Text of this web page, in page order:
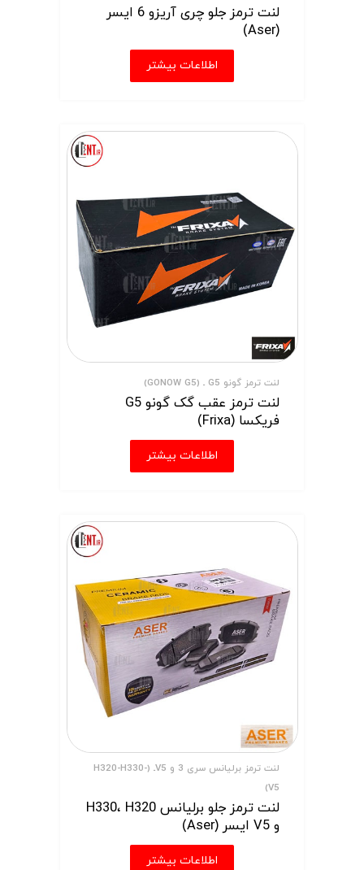
لنت ترمز جلو چری آریزو 6 ایسر
(Aser)
اطلاعات بیشتر
لنت ترمز گونو G5 ـ (GONOW G5)
لنت ترمز عقب گک گونو G5
فریکسا (Frixa)
اطلاعات بیشتر
لنت ترمز برلیانس سری 3 و V5ـ (H320-H330-
V5)
لنت ترمز جلو برلیانس H330، H320
و V5 ایسر (Aser)
اطلاعات بیشتر